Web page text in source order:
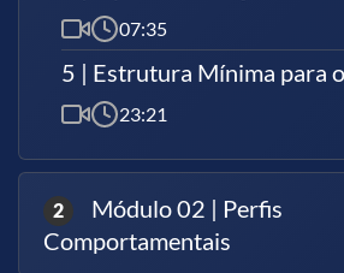
quem busca atualização rápida e
a formalidade de cursos de
permitindo que você se
no mercado.
qualidade que te prepare de
sucesso. O certificado é o
07:35
5 | Estrutura Mínima para
23:21
2
Módulo 02 | Perfis
Comportamentais